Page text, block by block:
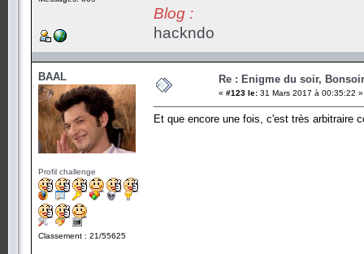
Blog :
hackndo
BAAL
Profil challenge
Classement : 21/55625
Re : Enigme du soir,
« #123 le: 31 Mars 2017 à 00:35:22 »
Et que encore une fois, c'est très arbitraire